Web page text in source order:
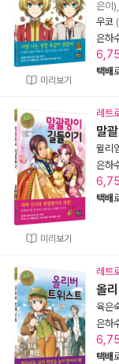
미리보기
은이),
우코
은하
택배
미리보기
레트
말
윌리
은하
택배
레트
올
육은
은하
택배